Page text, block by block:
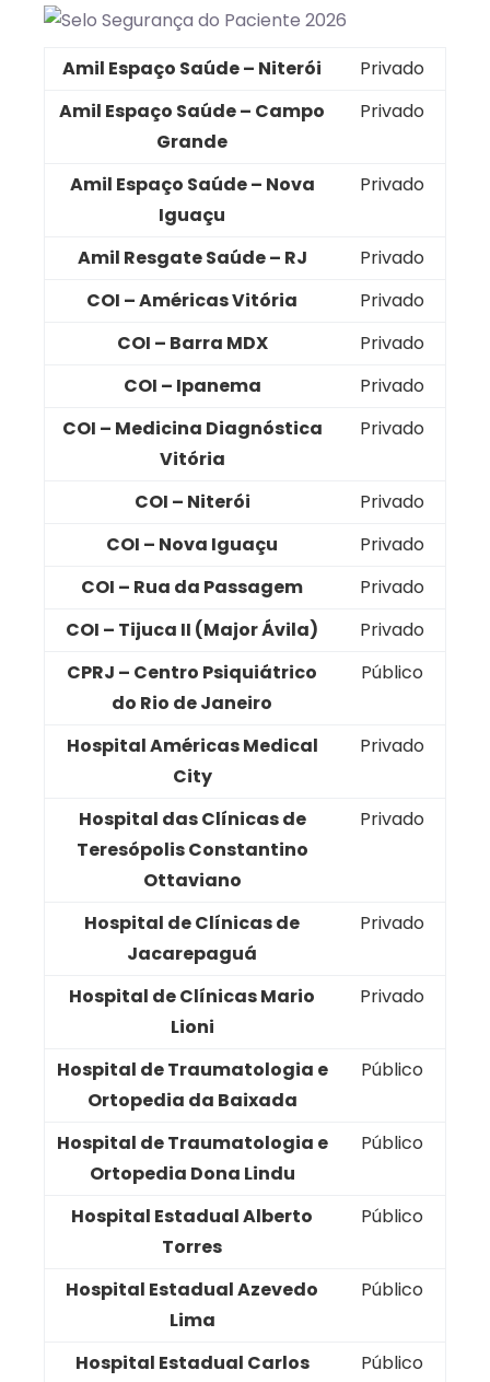
Amil Espaço Saúde – Niterói
Privado
Amil Espaço Saúde – Campo
Grande
Privado
Amil Espaço Saúde – Nova
Iguaçu
Privado
Amil Resgate Saúde – RJ
Privado
COI – Américas Vitória
Privado
COI – Barra MDX
Privado
COI – Ipanema
Privado
COI – Medicina Diagnóstica
Vitória
Privado
COI – Niterói
Privado
COI – Nova Iguaçu
Privado
COI – Rua da Passagem
Privado
COI – Tijuca II (Major Ávila)
Privado
CPRJ – Centro Psiquiátrico
do Rio de Janeiro
Público
Hospital Américas Medical
City
Privado
Hospital das Clínicas de
Teresópolis Constantino
Ottaviano
Privado
Hospital de Clínicas de
Jacarepaguá
Privado
Hospital de Clínicas Mario
Lioni
Privado
Hospital de Traumatologia e
Ortopedia da Baixada
Público
Hospital de Traumatologia e
Ortopedia Dona Lindu
Público
Hospital Estadual Alberto
Torres
Público
Hospital Estadual Azevedo
Lima
Público
Hospital Estadual Carlos
Público